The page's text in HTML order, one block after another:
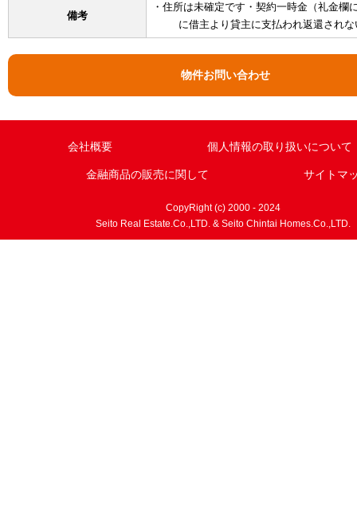
備考
・住所は未確定です・契約一時金（礼金欄
に借主より貸主に支払われ返還され
物件お問い合わせ
会社概要 個人情報の取り扱いについて
金融商品の販売に関して サイトマ
CopyRight (c) 2000 - 2024
Seito Real Estate.Co.,LTD. & Seito Chintai Homes.Co.,LTD.